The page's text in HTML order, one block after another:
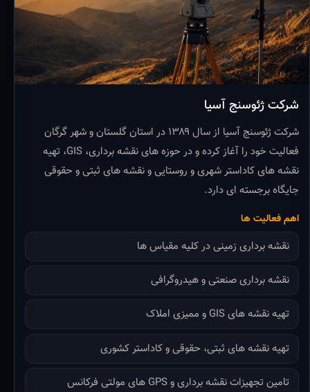
شرکت ژئوسنج آسیا
شرکت ژئوسنج آسیا از سال ۱۳۸۹ در استان گلستان و شهر گرگان
فعالیت خود را آغاز کرده و در حوزه های نقشه برداری، GIS، تهیه
نقشه های کاداستر شهری و روستایی و نقشه های ثبتی و حقوقی
جایگاه برجسته ای دارد.
اهم فعالیت ها
نقشه برداری زمینی در کلیه مقیاس ها
نقشه برداری صنعتی و هیدروگرافی
تهیه نقشه های GIS و ممیزی املاک
تهیه نقشه های ثبتی، حقوقی و کاداستر کشوری
تامین تجهیزات نقشه برداری و GPS های مولتی فرکانس